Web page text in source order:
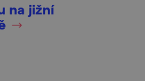
na jižní